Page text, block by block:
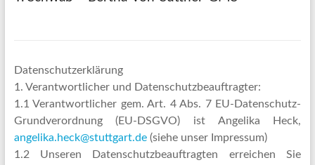
Datenschutzerklärung
1. Verantwortlicher und Datenschutzbeauftragter:
1.1 Verantwortlicher gem. Art. 4 Abs. 7 EU-Datenschutz-
Grundverordnung (EU-DSGVO) ist Angelika Heck,
angelika.heck@stuttgart.de(siehe unser Impressum)
1.2 Unseren Datenschutzbeauftragten erreichen Sie